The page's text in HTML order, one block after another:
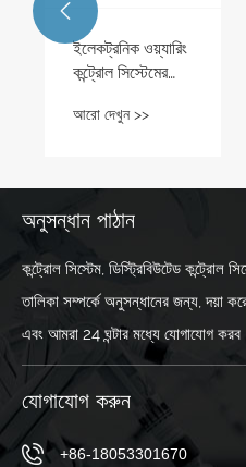
ইলেকট্রনিক ওয়্যারিং
কন্ট্রোল সিস্টেমের
কি?
আরো দেখুন >>

অনুসন্ধান পাঠান
কন্ট্রোল সিস্টেম, ডিস্ট্রিবিউটেড কন্ট্রোল
তালিকা সম্পর্কে অনুসন্ধানের জন্য, দয়া
এবং আমরা 24 ঘন্টার মধ্যে যোগাযোগ
যোগাযোগ করুন
+86-18053301670